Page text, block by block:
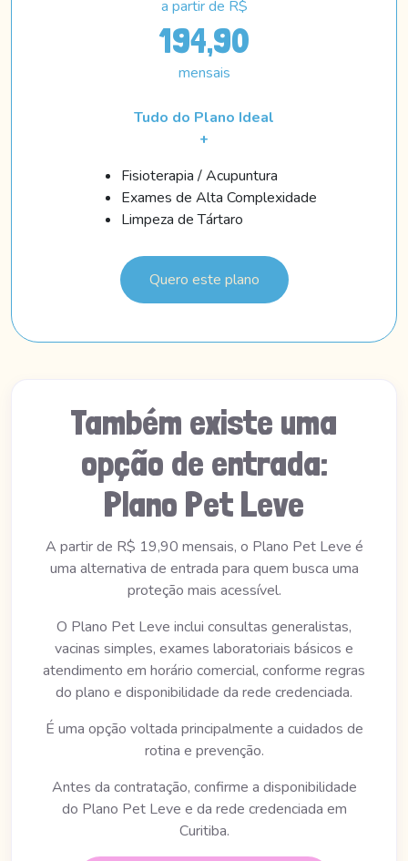
a partir de R$
194,90
mensais
Tudo do Plano Ideal
+
Fisioterapia / Acupuntura
Exames de Alta Complexidade
Limpeza de Tártaro
Quero este plano
Também existe uma
opção de entrada:
Plano Pet Leve
A partir de R$ 19,90 mensais, o Plano Pet Leve é
uma alternativa de entrada para quem busca uma
proteção mais acessível.
O Plano Pet Leve inclui consultas generalistas,
vacinas simples, exames laboratoriais básicos e
atendimento em horário comercial, conforme regras
do plano e disponibilidade da rede credenciada.
É uma opção voltada principalmente a cuidados de
rotina e prevenção.
Antes da contratação, confirme a disponibilidade
do Plano Pet Leve e da rede credenciada em
Curitiba.